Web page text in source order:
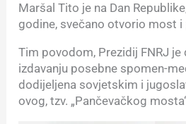
Maršal Tito je na Dan
godine, svečano otvorio most
Tim povodom, Prezidij FNRJ
izdavanju posebne spomen-
dodijeljena sovjetskim i
ovog, tzv. „Pančevačkog